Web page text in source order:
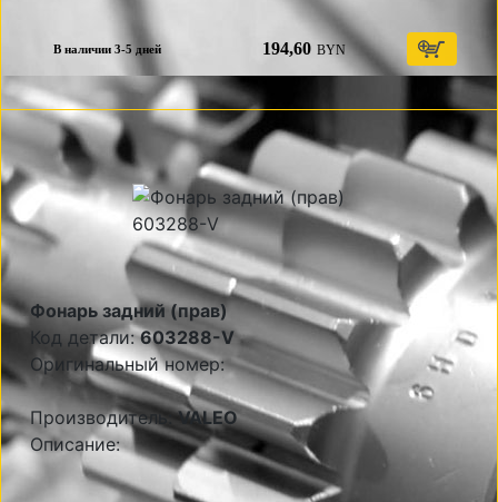
В наличии 3-5 дней 194,60 BYN
Фонарь задний (прав)
Код детали:603288-V
Оригинальный номер:
Производитель:VALEO
Описание: